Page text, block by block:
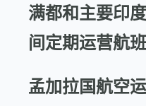
满都和主要印
间定期运营航班
孟加拉国航空